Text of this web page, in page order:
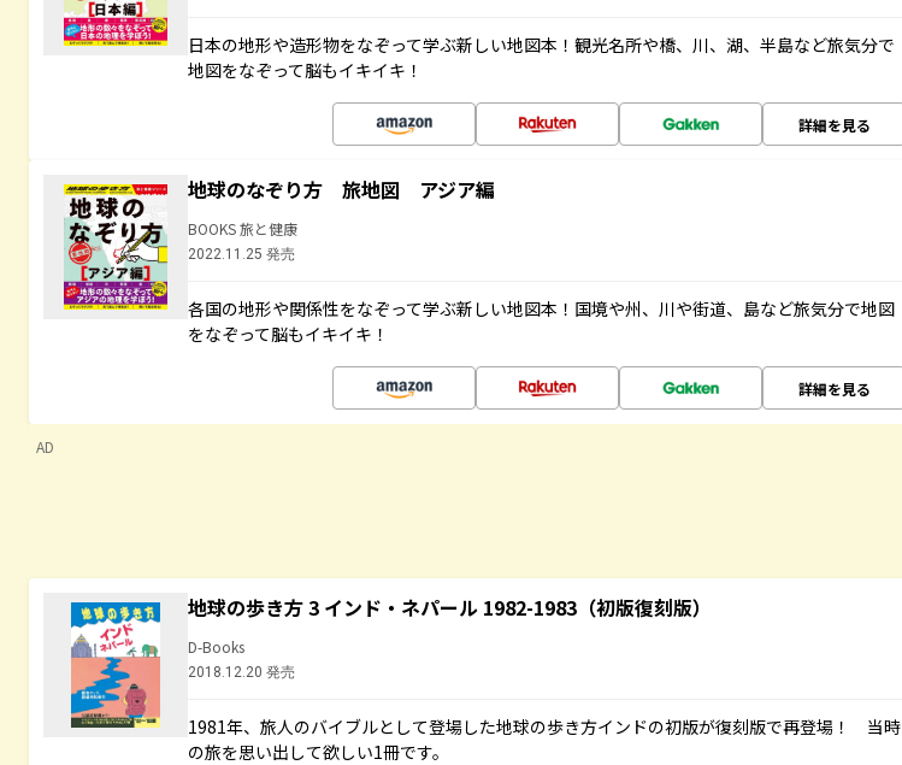
日本の地形や造形物をなぞって学ぶ新しい地図本！観光名所や橋、川、湖、半島など旅気分で
地図をなぞって脳もイキイキ！
詳細を見る
地球のなぞり方 旅地図 アジア編
BOOKS 旅と健康
2022.11.25 発売
各国の地形や関係性をなぞって学ぶ新しい地図本！国境や州、川や街道、島など旅気分で地図
をなぞって脳もイキイキ！
詳細を見る
AD
地球の歩き方 3 インド・ネパール 1982-1983（初版復刻版）
D-Books
2018.12.20 発売
1981年、旅人のバイブルとして登場した地球の歩き方インドの初版が復刻版で再登場！ 当時
の旅を思い出して欲しい1冊です。